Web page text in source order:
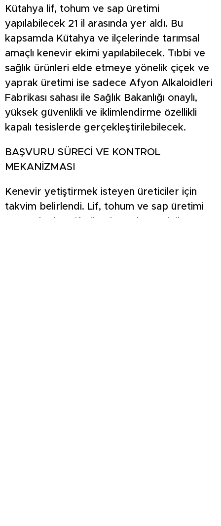
Kütahya lif, tohum ve sap üretimi
yapılabilecek 21 il arasında yer aldı. Bu
kapsamda Kütahya ve ilçelerinde tarımsal
amaçlı kenevir ekimi yapılabilecek. Tıbbi ve
sağlık ürünleri elde etmeye yönelik çiçek ve
yaprak üretimi ise sadece Afyon Alkaloidleri
Fabrikası sahası ile Sağlık Bakanlığı onaylı,
yüksek güvenlikli ve iklimlendirme özellikli
kapalı tesislerde gerçekleştirilebilecek.
BAŞVURU SÜRECİ VE KONTROL
MEKANİZMASI
Kenevir yetiştirmek isteyen üreticiler için
takvim belirlendi. Lif, tohum ve sap üretimi